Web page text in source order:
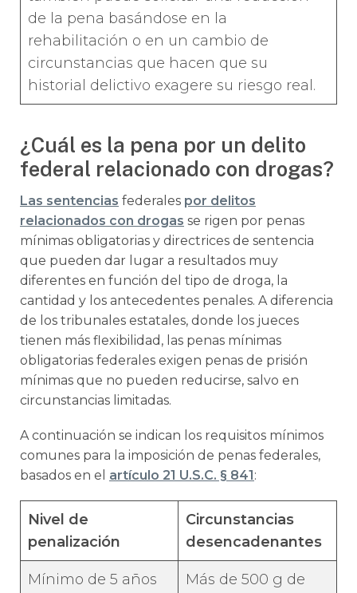
de la pena basándose en la
rehabilitación o en un cambio de
circunstancias que hacen que su
historial delictivo exagere su riesgo real.
¿Cuál es la pena por un delito
federal relacionado con drogas?
Las sentencias federales por delitos
relacionados con drogas se rigen por penas
mínimas obligatorias y directrices de sentencia
que pueden dar lugar a resultados muy
diferentes en función del tipo de droga, la
cantidad y los antecedentes penales. A diferencia
de los tribunales estatales, donde los jueces
tienen más flexibilidad, las penas mínimas
obligatorias federales exigen penas de prisión
mínimas que no pueden reducirse, salvo en
circunstancias limitadas.
A continuación se indican los requisitos mínimos
comunes para la imposición de penas federales,
basados en el artículo 21 U.S.C. § 841:
Nivel de
penalización
Circunstancias
desencadenantes
Mínimo de 5 años
Más de 500 g de